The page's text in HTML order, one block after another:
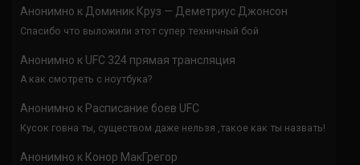
Анонимно к Доминик Круз — Деметриус Джонсон
Спасибо что выложили этот супер техничный бой
Анонимно к UFC 324 прямая трансляция
А как смотреть с ноутбука?
Анонимно к Расписание боев UFC
Кусок говна ты, существом даже нельзя ,такое как ты назвать!
Анонимно к Конор МакГрегор